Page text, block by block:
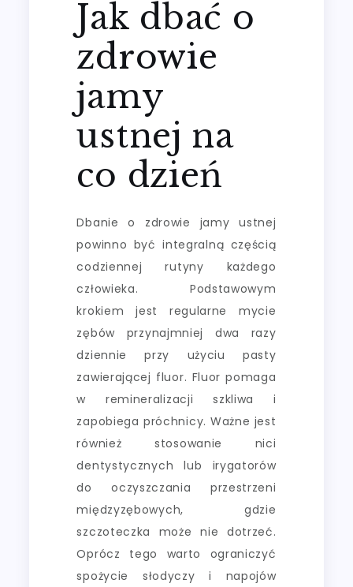
Jak dbać o
zdrowie
jamy
ustnej na
co dzień
Dbanie o zdrowie jamy ustnej
powinno być integralną częścią
codziennej rutyny każdego
człowieka. Podstawowym
krokiem jest regularne mycie
zębów przynajmniej dwa razy
dziennie przy użyciu pasty
zawierającej fluor. Fluor pomaga
w remineralizacji szkliwa i
zapobiega próchnicy. Ważne jest
również stosowanie nici
dentystycznych lub irygatorów
do oczyszczania przestrzeni
międzyzębowych, gdzie
szczoteczka może nie dotrzeć.
Oprócz tego warto ograniczyć
spożycie słodyczy i napojów